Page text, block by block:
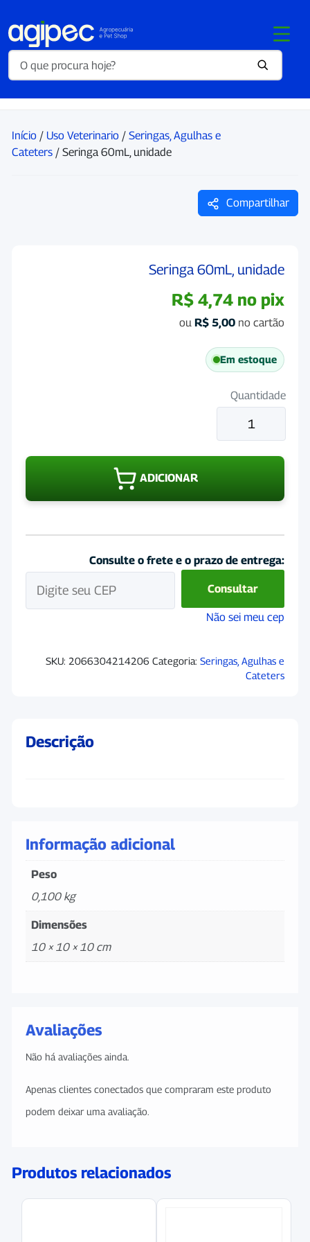
Início / Uso Veterinario / Seringas, Agulhas e
Cateters / Seringa 60mL, unidade
Compartilhar
Seringa 60mL, unidade
R$ 4,74 no pix
ou R$ 5,00 no cartão
Em estoque
Quantidade
Seringa
unidade
ADICIONAR
Consulte o frete e o prazo de entrega:
Consultar
Não sei meu cep
SKU: 2066304214206 Categoria: Seringas, Agulhas e
Cateters
Descrição
Informação adicional
Peso
0,100 kg
Dimensões
10 × 10 × 10 cm
Avaliações
Não há avaliações ainda.
Apenas clientes conectados que compraram este produto
podem deixar uma avaliação.
Produtos relacionados